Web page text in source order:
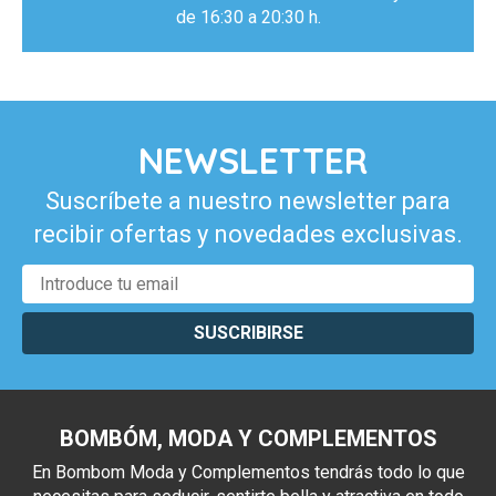
de 16:30 a 20:30 h.
NEWSLETTER
Suscríbete a nuestro newsletter para
recibir ofertas y novedades exclusivas.
SUSCRIBIRSE
BOMBÓM, MODA Y COMPLEMENTOS
En Bombom Moda y Complementos tendrás todo lo que